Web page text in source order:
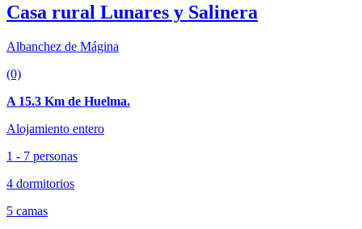
Casa rural Lunares y Salinera
Albanchez de Mágina
(0)
A 15.3 Km de Huelma.
Alojamiento entero
1 - 7 personas
4 dormitorios
5 camas